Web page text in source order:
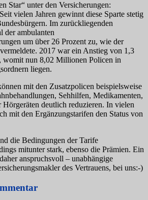
Star“ unter den Versicherungen:
vielen Jahren gewinnt diese Sparte stetig
Im zurückliegenden
der ambulanten
um über 26 Prozent zu, wie der
2017 war ein Anstieg von 1,3
womit nun 8,02 Millionen Policen in
liegen.
mit den Zusatzpolicen beispielsweise
Sehhilfen, Medikamenten,
deutlich reduzieren. In vielen
mit den Ergänzungstarifen den Status von
die Bedingungen der Tarife
mitunter stark, ebenso die Prämien. Ein
anspruchsvoll – unabhängige
des Vertrauens, bei uns:-)